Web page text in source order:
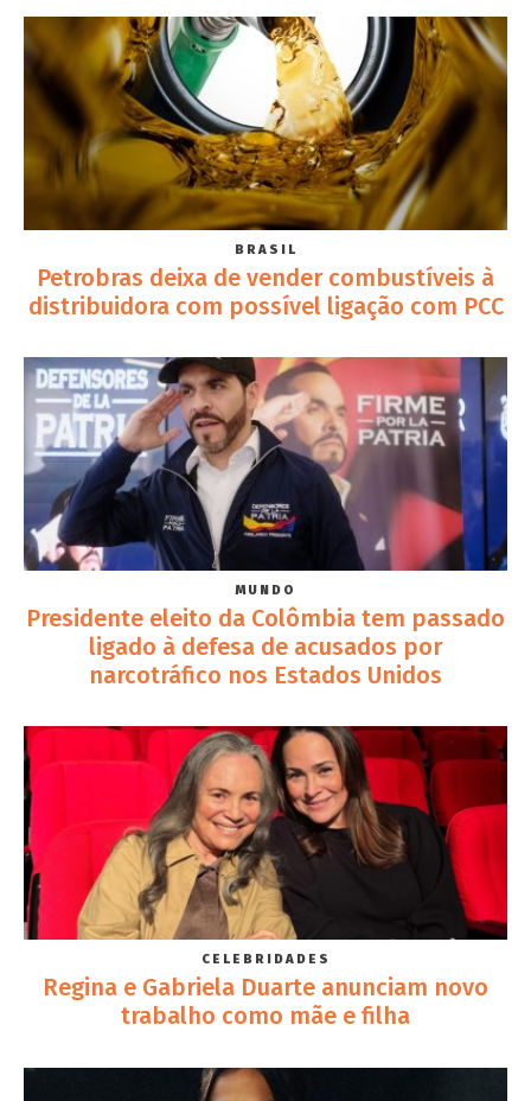
BRASIL
Petrobras deixa de vender combustíveis à
distribuidora com possível ligação com PCC
MUNDO
Presidente eleito da Colômbia tem passado
ligado à defesa de acusados por
narcotráfico nos Estados Unidos
CELEBRIDADES
Regina e Gabriela Duarte anunciam novo
trabalho como mãe e filha